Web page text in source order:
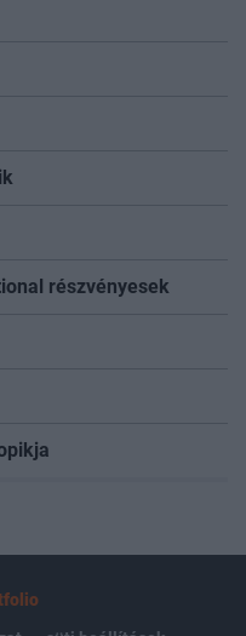
részvényesek